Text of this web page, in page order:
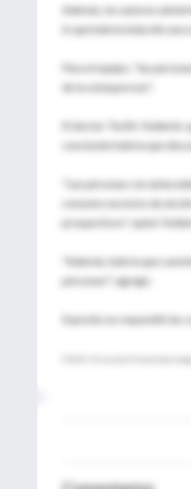
Además, los autores
lo que habría inducido una
Para el equipo, "las
de la osteoporosis".
El doctor Tevfik
conclusión habría que
"Las personas con
consumo excesivo de
prospectivos", opinó
"Además, habría que
personas!", agregó.
Esposito no respondió las